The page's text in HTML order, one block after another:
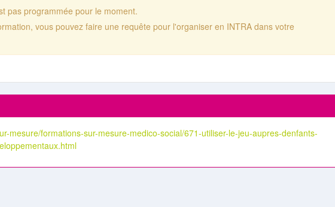
pas programmée pour le moment.
vous pouvez faire une requête pour l'organiser en INTRA dans votre
mesure/formations-sur-mesure-medico-social/671-utiliser-le-jeu-aupres-denfants-